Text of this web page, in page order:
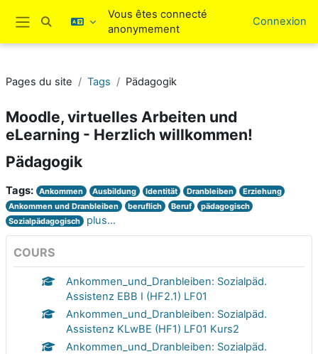
Passer au contenu principal
Panneau latéral
Activer/désactiver la saisie de recherche
Vous êtes connecté
anonymement
Connexion
Pages du site Tags Pädagogik
Moodle, virtuelles Arbeiten und
eLearning - Herzlich willkommen!
Pädagogik
Tags: Ankommen Ausbildung Identität Dranbleiben
Erziehung
Ankommen und Dranbleiben
beruflich Beruf
pädagogisch
Sozialpädagogisch
plus…
COURS
Ankommen_und_Dranbleiben: Sozialpäd.
Assistenz EBB I (HF2.1) LF01
Ankommen_und_Dranbleiben: Sozialpäd.
Assistenz KLwBE (HF1) LF01 Kurs2
Ankommen_und_Dranbleiben: Sozialpäd.